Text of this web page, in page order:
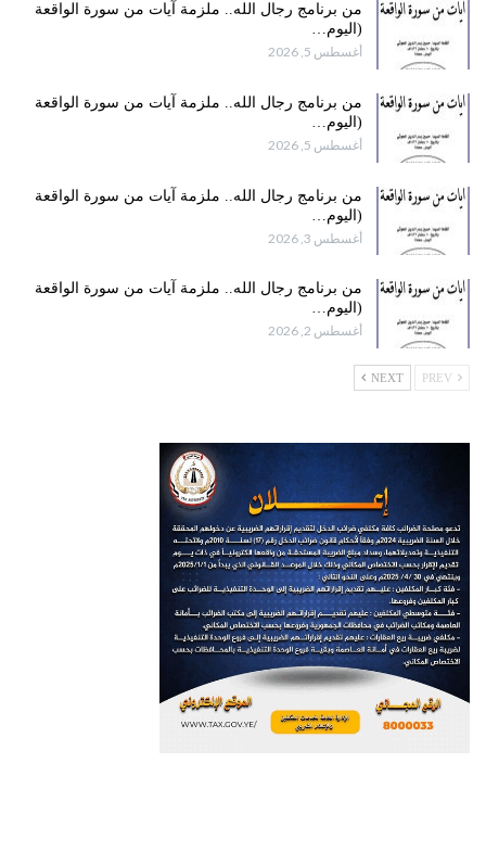
من برنامج رجال الله.. ملزمة آيات من سورة الواقعة
(اليوم…
أغسطس 5, 2026
من برنامج رجال الله.. ملزمة آيات من سورة الواقعة
(اليوم…
أغسطس 5, 2026
من برنامج رجال الله.. ملزمة آيات من سورة الواقعة
(اليوم…
أغسطس 3, 2026
من برنامج رجال الله.. ملزمة آيات من سورة الواقعة
(اليوم…
أغسطس 2, 2026
NEXT